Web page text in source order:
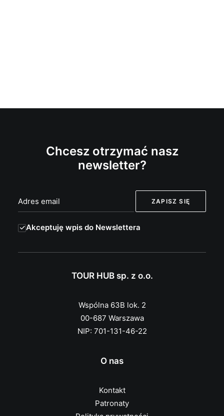
Chcesz otrzymać nasz
newsletter?
Akceptuję wpis do Newslettera
TOUR HUB sp. z o.o.
Wspólna 63B lok. 2
00-687 Warszawa
NIP: 701-131-46-22
O nas
Kontakt
Patronaty